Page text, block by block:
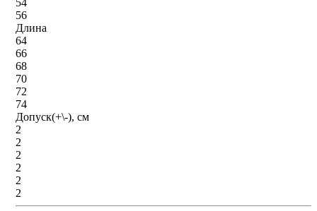
56
Длина
64
66
68
70
72
74
Допуск(+\-), см
2
2
2
2
2
2